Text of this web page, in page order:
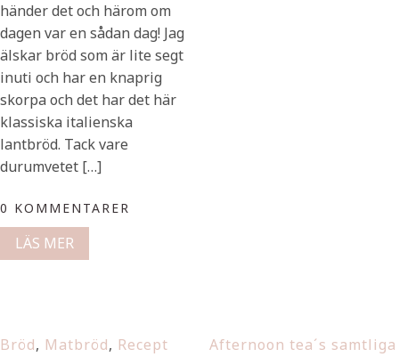
händer det och härom om
dagen var en sådan dag! Jag
älskar bröd som är lite segt
inuti och har en knaprig
skorpa och det har det här
klassiska italienska
lantbröd. Tack vare
durumvetet […]
0 KOMMENTARER
LÄS MER
Bröd, Matbröd, Recept
Afternoon tea´s samtliga